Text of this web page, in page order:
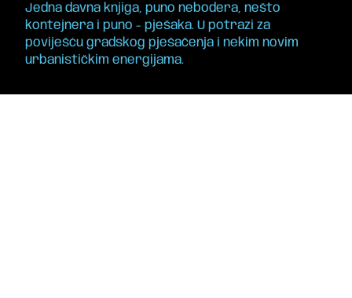
Jedna davna knjiga, puno nebodera, nešto
kontejnera i puno - pješaka. U potrazi za
poviješću gradskog pješačenja i nekim novim
urbanističkim energijama.